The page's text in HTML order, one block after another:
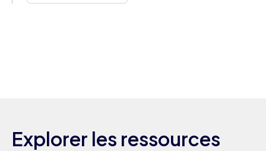
Explorer les ressources